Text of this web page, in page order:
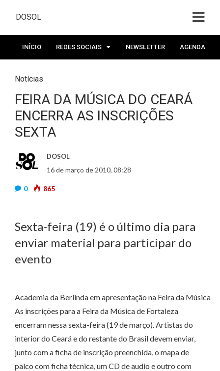
DOSOL
INÍCIO REDES SOCIAIS NEWSLETTER AGENDA
Notícias
FEIRA DA MÚSICA DO CEARÁ
ENCERRA AS INSCRIÇÕES
SEXTA
DOSOL
16 de março de 2010, 08:28
0 865
Sexta-feira (19) é o último dia para
enviar material para participar do
evento
Academia da Berlinda em apresentação na Feira da Música
As inscrições para a Feira da Música de Fortaleza
encerram nessa sexta-feira (19 de março). Artistas do
interior do Ceará e do restante do Brasil devem enviar,
junto com a ficha de inscrição preenchida, o mapa de
palco com ficha técnica, um CD de audio e outro com